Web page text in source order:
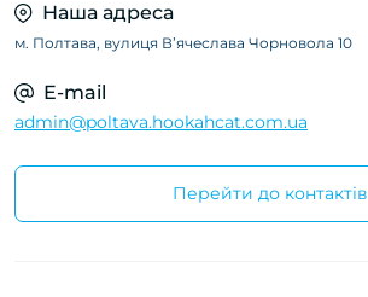
Наша адреса
м. Полтава, вулиця Вʼячеслава Чорновола 10
E-mail
admin@poltava.hookahcat.com.ua
Перейти до контактів